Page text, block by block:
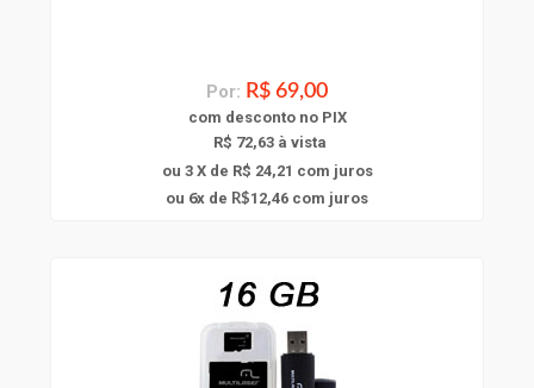
Por: R$ 69,00
com desconto no PIX
R$ 72,63 à vista
ou 3 X de R$ 24,21 com juros
ou 6x de R$12,46 com juros